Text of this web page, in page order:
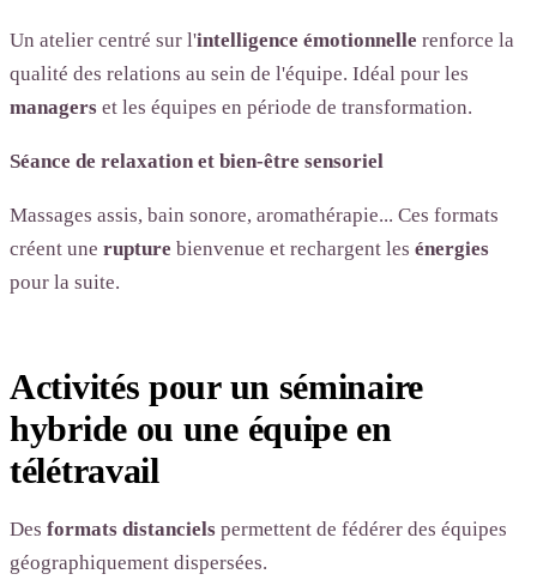
Un atelier centré sur l'intelligence émotionnelle renforce la
qualité des relations au sein de l'équipe. Idéal pour les
managers et les équipes en période de transformation.
Séance de relaxation et bien-être sensoriel
Massages assis, bain sonore, aromathérapie... Ces formats
créent une rupture bienvenue et rechargent les énergies
pour la suite.
Activités pour un séminaire
hybride ou une équipe en
télétravail
Des formats distanciels permettent de fédérer des équipes
géographiquement dispersées.